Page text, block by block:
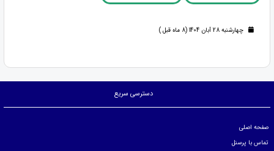
چهارشنبه 28 آبان 1404 (8 ماه قبل )
دسترسی سریع
صفحه اصلی
تماس با پرسنل